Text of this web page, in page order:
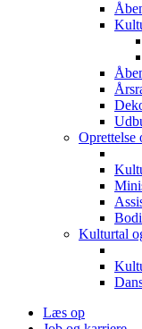
Oprettelse
Kulturtal
Læs op